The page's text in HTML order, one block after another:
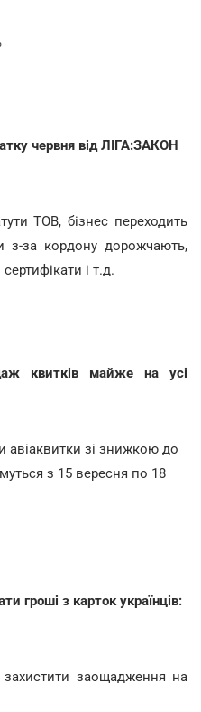
червня від ЛІГА:ЗАКОН
ТОВ, бізнес переходить
з-за кордону дорожчають,
і т.д.
квитків майже на усі
зі знижкою до
з 15 вересня по 18
гроші з карток українців:
захистити заощадження на